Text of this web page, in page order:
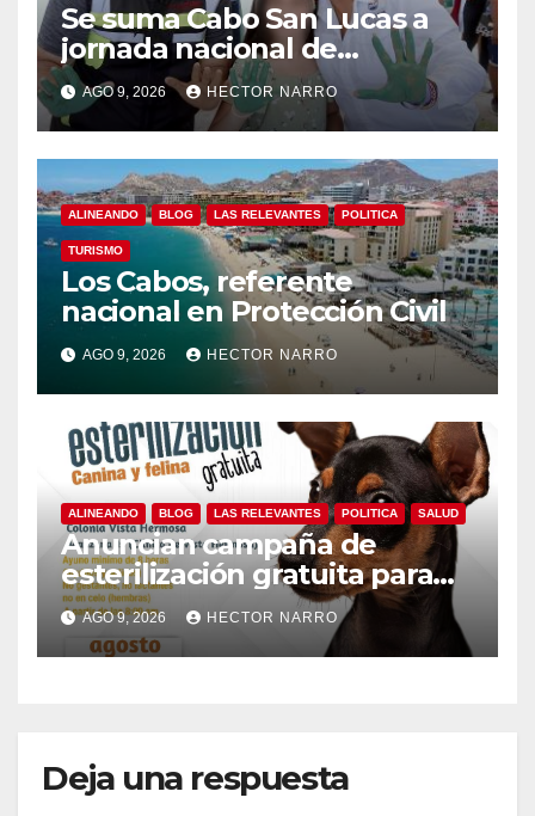
Se suma Cabo San Lucas a
jornada nacional de
reforestación
AGO 9, 2026 HECTOR NARRO
ALINEANDO BLOG LAS RELEVANTES POLITICA
TURISMO
Los Cabos, referente
nacional en Protección Civil
AGO 9, 2026 HECTOR NARRO
ALINEANDO BLOG LAS RELEVANTES POLITICA SALUD
Anuncian campaña de
esterilización gratuita para
perros y gatos en San José
del Cabo
AGO 9, 2026 HECTOR NARRO
Deja una respuesta